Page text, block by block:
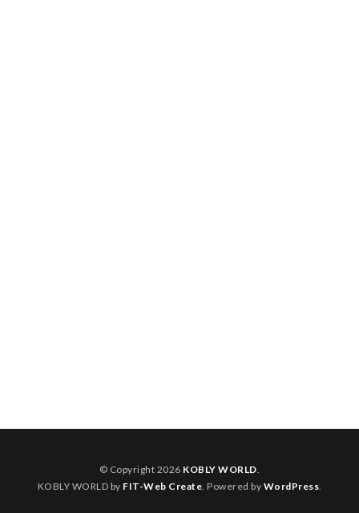
© Copyright 2026 KOBLY WORLD.
KOBLY WORLD by FIT-Web Create. Powered by WordPress.